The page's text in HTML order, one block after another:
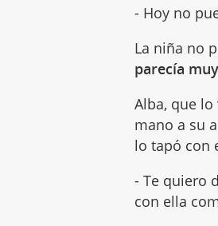
- Hoy no
La niña no
parecía
Alba, que
mano a su
lo tapó con
- Te quiero
con ella